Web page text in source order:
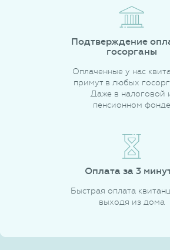
Подтверждение
госорганы
Оплаченные у нас
примут в любых
Даже в налоговой
пенсионном фонде
Оплата за 3
Быстрая оплата
выходя из дома